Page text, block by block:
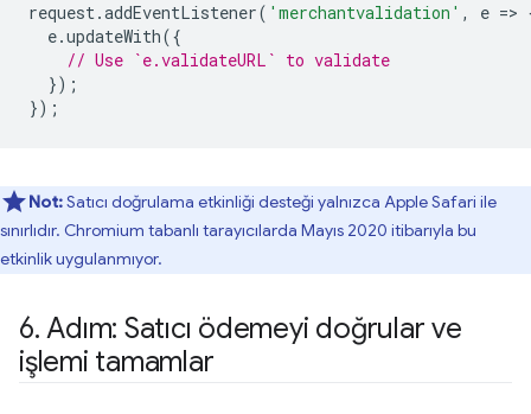
request.addEventListener( 'merchantvalidation' , e =>
e.updateWith({
// Use `e.validateURL` to validate
});
});
Not:Satıcı doğrulama etkinliği desteği yalnızca Apple Safari ile
sınırlıdır. Chromium tabanlı tarayıcılarda Mayıs 2020 itibarıyla bu
etkinlik uygulanmıyor.
6. Adım: Satıcı ödemeyi doğrular ve
işlemi tamamlar